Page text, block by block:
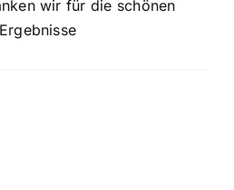
wir für die schönen